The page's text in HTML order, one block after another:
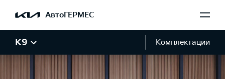
АвтоГЕРМЕС
K9 Комплектации